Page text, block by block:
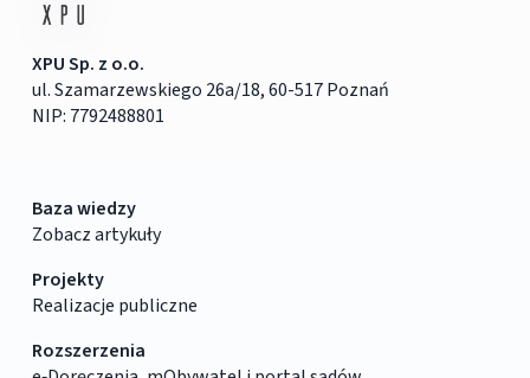
XPU Sp. z o.o.
ul. Szamarzewskiego 26a/18, 60-517 Poznań
NIP: 7792488801
Baza wiedzy
Zobacz artykuły
Projekty
Realizacje publiczne
Rozszerzenia